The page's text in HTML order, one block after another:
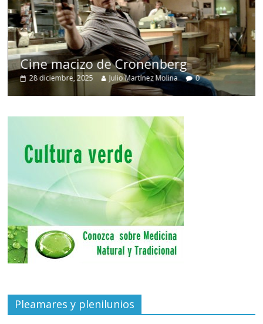
Cine macizo de Cronenberg
28 diciembre, 2025 Julio Martínez Molina 0
Pleamares y plenilunios